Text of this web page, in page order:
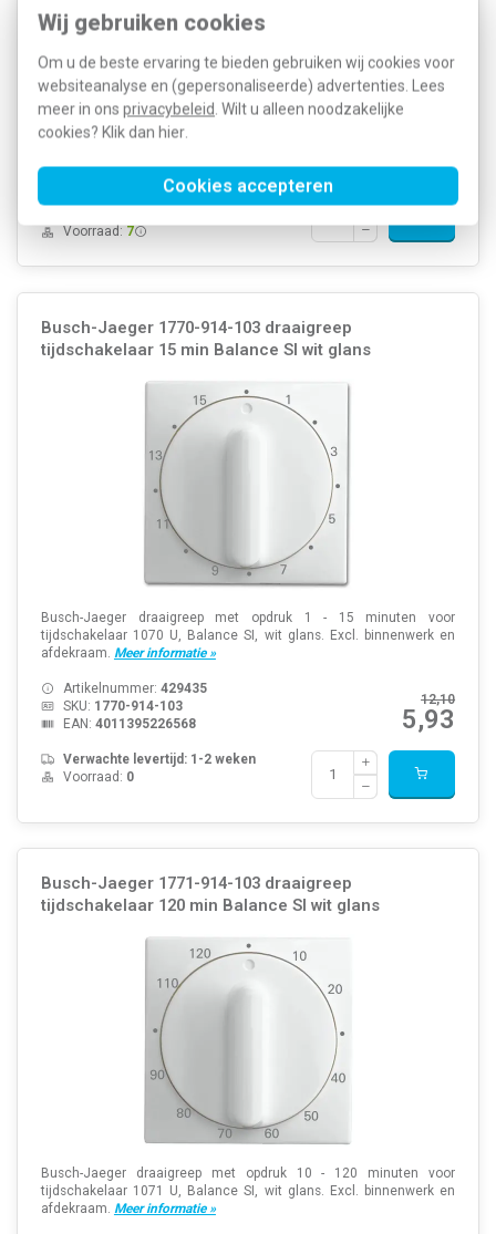
Wij gebruiken cookies
Om u de beste ervaring te bieden gebruiken wij cookies voor
websiteanalyse en (gepersonaliseerde) advertenties. Lees
meer in ons privacybeleid. Wilt u alleen noodzakelijke
cookies? Klik dan hier.
Cookies accepteren
Busch-Jaeger draaiknop met opdruk 10 - 120 minuten voor
tijdschakelaar 1071 U, Balance SI, wit glans. Excl. binnenwerk en
afdekraam.Meer informatie »
Artikelnummer:384436
SKU: 1771-914-102
Voor maandag 21u besteld, dinsdag
Voorraad: 7
Busch-Jaeger 1770-914-103 draaigreep
tijdschakelaar 15 min Balance SI wit glans
Busch-Jaeger draaigreep met opdruk 1 - 15 minuten voor
tijdschakelaar 1070 U, Balance SI, wit glans. Excl. binnenwerk en
afdekraam. Meer informatie »
12,10
5,93
Artikelnummer: 429435
SKU: 1770-914-103
EAN: 4011395226568
Verwachte levertijd: 1-2 weken
Voorraad: 0
Busch-Jaeger 1771-914-103 draaigreep
tijdschakelaar 120 min Balance SI wit glans
Busch-Jaeger draaigreep met opdruk 10 - 120 minuten voor
tijdschakelaar 1071 U, Balance SI, wit glans. Excl. binnenwerk en
afdekraam. Meer informatie »